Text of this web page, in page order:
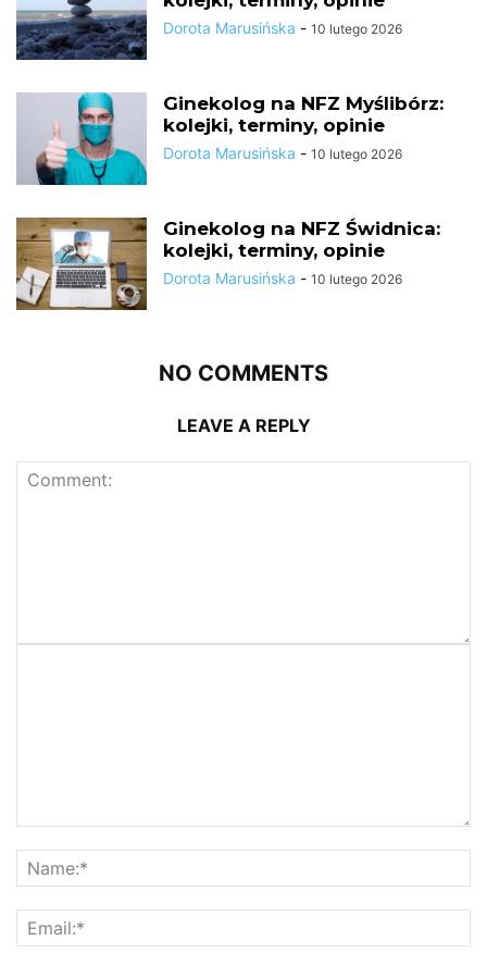
Dorota Marusińska - 10 lutego 2026
Ginekolog na NFZ Myślibórz:
kolejki, terminy, opinie
Dorota Marusińska - 10 lutego 2026
Ginekolog na NFZ Świdnica:
kolejki, terminy, opinie
Dorota Marusińska - 10 lutego 2026
NO COMMENTS
LEAVE A REPLY